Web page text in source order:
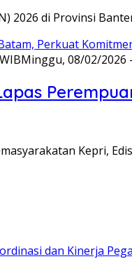
2026 di Provinsi
Minggu, 08/02/2026
Kepri,